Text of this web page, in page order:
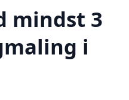
mindst 3
i